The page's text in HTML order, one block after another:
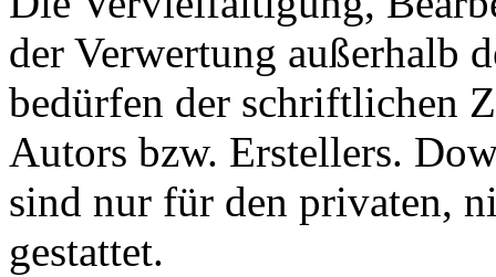
der Verwertung außerhalb
bedürfen der schriftlichen
Autors bzw. Erstellers.
sind nur für den privaten,
gestattet.